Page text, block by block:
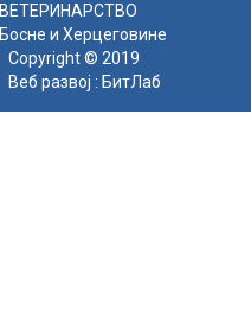
ВЕТЕРИНАРСТВО
Босне и Херцеговине
Copyright © 2019
Веб развој : БитЛаб